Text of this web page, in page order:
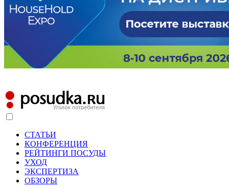
СТАТЬИ
КОНФЕРЕНЦИЯ
РЕЙТИНГИ ПОСУДЫ
УХОД
ЭКСПЕРТИЗА
ОБЗОРЫ